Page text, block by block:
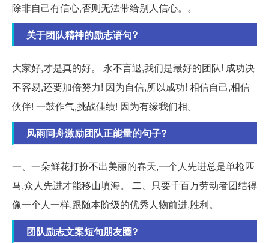
除非自己有信心,否则无法带给别人信心。。
关于团队精神的励志语句?
大家好,才是真的好。 永不言退,我们是最好的团队! 成功决
不容易,还要加倍努力! 因为自信,所以成功! 相信自己,相信
伙伴! 一鼓作气,挑战佳绩! 因为有缘我们相。
风雨同舟激励团队正能量的句子?
一、一朵鲜花打扮不出美丽的春天,一个人先进总是单枪匹
马,众人先进才能移山填海。 二、只要千百万劳动者团结得
像一个人一样,跟随本阶级的优秀人物前进,胜利。
团队励志文案短句朋友圈?